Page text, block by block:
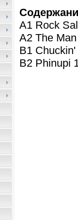
A1 Rock
A2 The
B1
B2 Phinupi